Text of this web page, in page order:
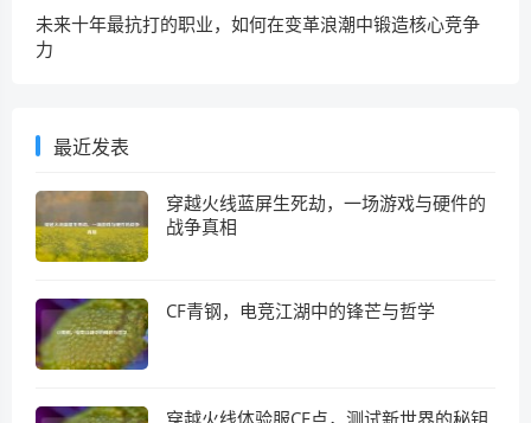
未来十年最抗打的职业，如何在变革浪潮中锻造核心竞争
力
最近发表
穿越火线蓝屏生死劫，一场游戏与硬件的
战争真相
CF青钢，电竞江湖中的锋芒与哲学
穿越火线体验服CF点，测试新世界的秘钥